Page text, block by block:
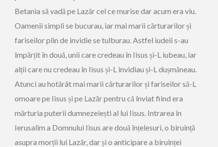
Betania să vadă pe Lazăr cel ce murise dar acum era viu.
Oamenii simpli se bucurau, iar mai marii cărturarilor și
fariseilor plin de invidie se tulburau. Astfel iudeii s-au
împărțit în două, unii care credeau în Iisus și-L iubeau, iar
alții care nu credeau în Iisus și-L invidiau și-L dușmăneau.
Atunci au hotărât mai marii cărturarilor și fariseilor să-L
omoare pe Iisus și pe Lazăr pentru că înviat fiind era
mărturia puterii dumnezeiești al lui Iisus. Intrarea în
Ierusalim a Domnului Iisus are două înțelesuri, o biruință
asupra morții lui Lazăr, dar și o anticipare a biruinței